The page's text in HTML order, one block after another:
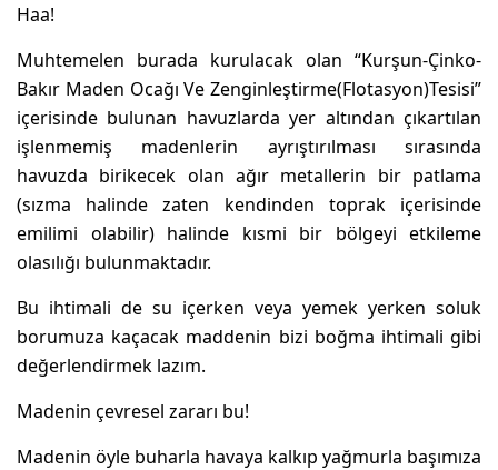
Haa!
Muhtemelen burada kurulacak olan “Kurşun-Çinko-
Bakır Maden Ocağı Ve Zenginleştirme(Flotasyon)Tesisi”
içerisinde bulunan havuzlarda yer altından çıkartılan
işlenmemiş madenlerin ayrıştırılması sırasında
havuzda birikecek olan ağır metallerin bir patlama
(sızma halinde zaten kendinden toprak içerisinde
emilimi olabilir) halinde kısmi bir bölgeyi etkileme
olasılığı bulunmaktadır.
Bu ihtimali de su içerken veya yemek yerken soluk
borumuza kaçacak maddenin bizi boğma ihtimali gibi
değerlendirmek lazım.
Madenin çevresel zararı bu!
Madenin öyle buharla havaya kalkıp yağmurla başımıza